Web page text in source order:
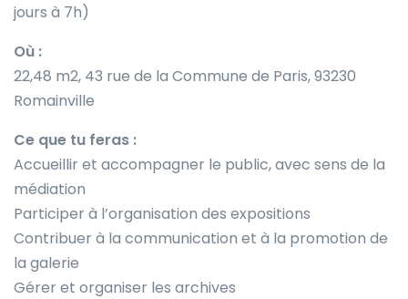
jours à 7h)
Où :
22,48 m2, 43 rue de la Commune de Paris, 93230
Romainville
Ce que tu feras :
Accueillir et accompagner le public, avec sens de la
médiation
Participer à l’organisation des expositions
Contribuer à la communication et à la promotion de
la galerie
Gérer et organiser les archives